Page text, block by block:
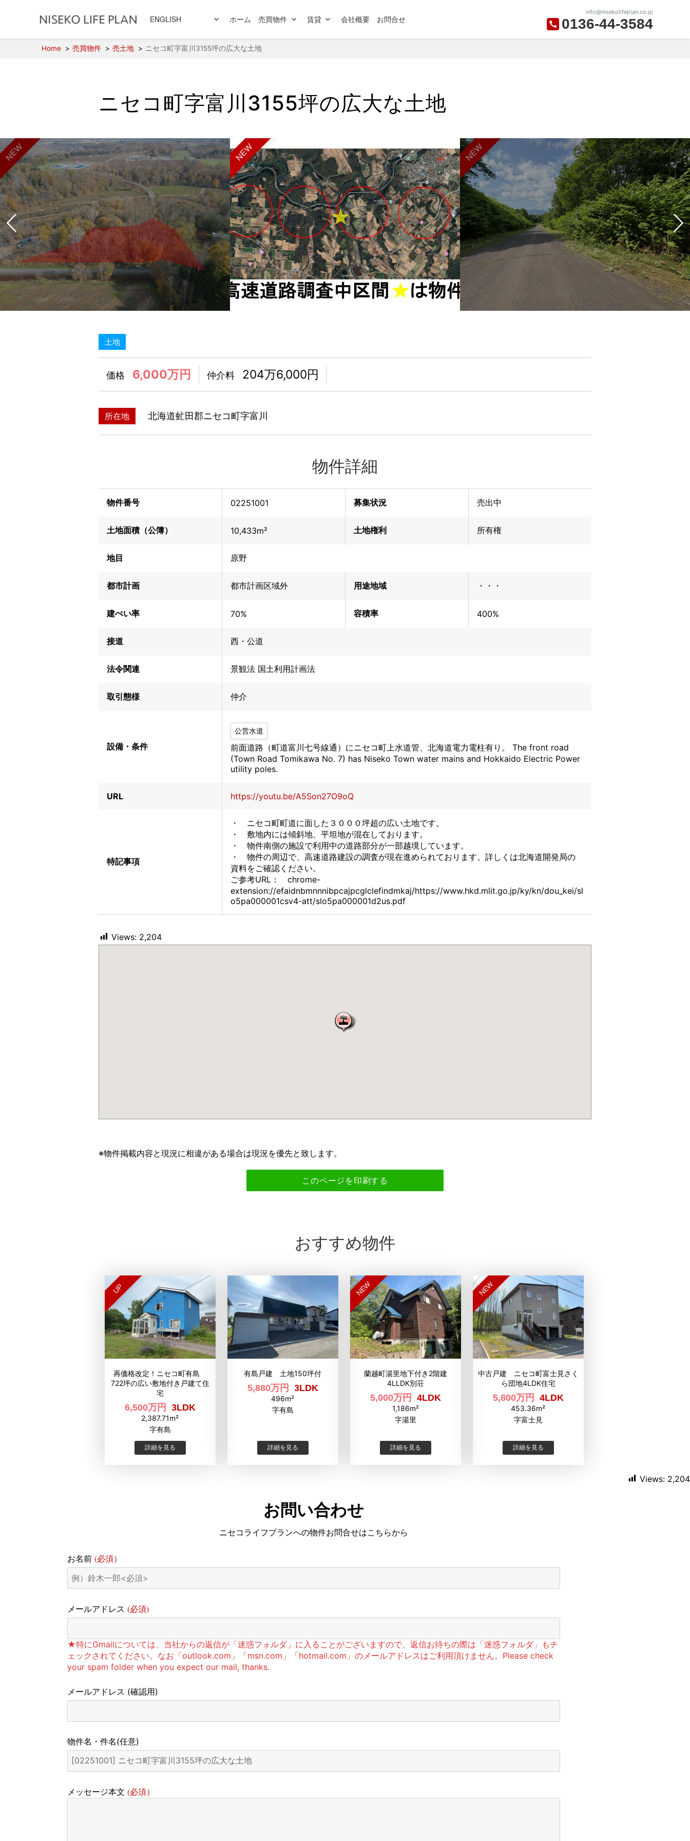
ENGLISH ホーム 売買物件 賃貸 会社概要 お問合せ
info@nisekolifeplan.co.jp
0136-44-3584
Home 売買物件 売土地 ニセコ町字富川3155坪の広大な土地
ニセコ町字富川3155坪の広大な土地
NEW NEW NEW
土地
価格 6,000万円 仲介料 204万6,000円
所在地 北海道虻田郡ニセコ町字富川
物件詳細
物件番号 02251001 募集状況 売出中
土地面積（公簿） 10,433m² 土地権利 所有権
地目 原野
都市計画 都市計画区域外 用途地域 ・・・
建ぺい率 70% 容積率 400%
接道 西・公道
法令関連 景観法 国土利用計画法
取引態様 仲介
設備・条件
公営水道
前面道路（町道富川七号線通）にニセコ町上水道管、北海道電力電柱有り。 The front road
(Town Road Tomikawa No. 7) has Niseko Town water mains and Hokkaido Electric Power
utility poles.
URL https://youtu.be/A5Son27O9oQ
特記事項
・ ニセコ町町道に面した３０００坪超の広い土地です。
・ 敷地内には傾斜地、平坦地が混在しております。
・ 物件南側の施設で利用中の道路部分が一部越境しています。
・ 物件の周辺で、高速道路建設の調査が現在進められております。詳しくは北海道開発局の
資料をご確認ください。
ご参考URL： chrome-
extension://efaidnbmnnnibpcajpcglclefindmkaj/https://www.hkd.mlit.go.jp/ky/kn/dou_kei/sl
o5pa000001csv4-att/slo5pa000001d2us.pdf
Views: 2,204
※物件掲載内容と現況に相違がある場合は現況を優先と致します。
おすすめ物件
UP
再価格改定！ニセコ町有島
722坪の広い敷地付き戸建て住
宅
6,500万円 3LDK
2,387.71m²
字有島
詳細を見る
有島戸建 土地150坪付
5,880万円 3LDK
496m²
字有島
詳細を見る
NEW
蘭越町湯里地下付き2階建
4LLDK別荘
5,000万円 4LDK
1,186m²
字湯里
詳細を見る
NEW
中古戸建 ニセコ町富士見さく
ら団地4LDK住宅
5,800万円 4LDK
453.36m²
字富士見
詳細を見る
お問い合わせ
ニセコライフプランへの物件お問合せはこちらから
お名前 (必須）
メールアドレス (必須)
★特にGmailについては、当社からの返信が「迷惑フォルダ」に入ることがございますので、返信お待ちの際は「迷惑フォルダ」もチ
ェックされてください。なお「outlook.com」「msn.com」「hotmail.com」のメールアドレスはご利用頂けません。Please check
your spam folder when you expect our mail, thanks.
メールアドレス (確認用)
物件名・件名(任意)
メッセージ本文 (必須）
Views: 2,204